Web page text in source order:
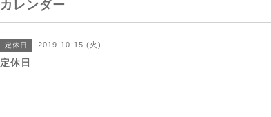
カレンダー
定休日 2019-10-15 (火)
定休日